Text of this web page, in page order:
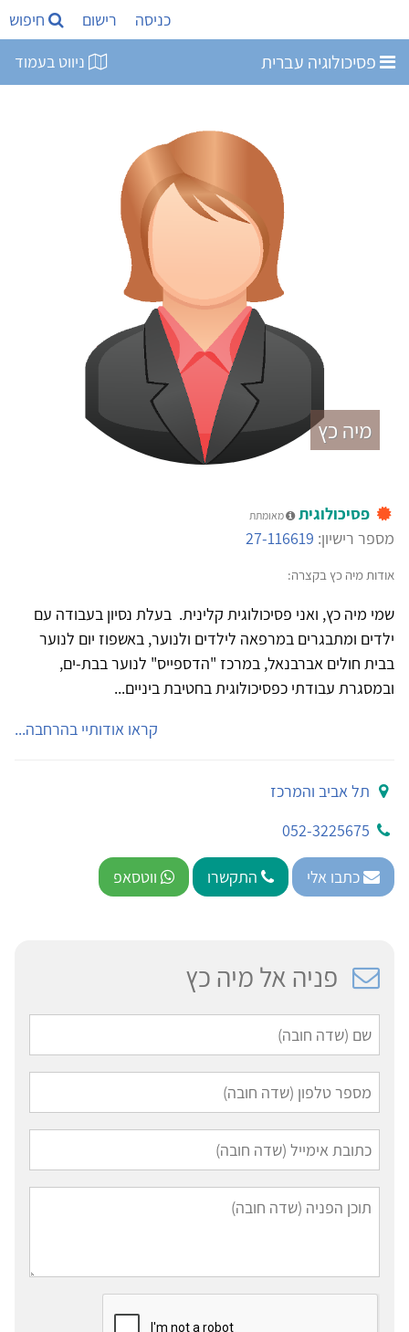
כניסה רישום חיפוש
פסיכולוגיה עברית ניווט בעמוד
מיה כץ
פסיכולוגית מאומתת
מספר רישיון: 27-116619
אודות מיה כץ בקצרה:
שמי מיה כץ, ואני פסיכולוגית קלינית. בעלת נסיון בעבודה עם
ילדים ומתבגרים במרפאה לילדים ולנוער, באשפוז יום לנוער
בבית חולים אברבנאל, במרכז "הדספייס" לנוער בבת-ים,
ובמסגרת עבודתי כפסיכולוגית בחטיבת ביניים...
קראו אודותיי בהרחבה...
תל אביב והמרכז
052-3225675
כתבו אלי התקשרו ווטסאפ
פניה אל מיה כץ